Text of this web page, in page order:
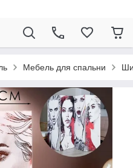
Мебель для спальни